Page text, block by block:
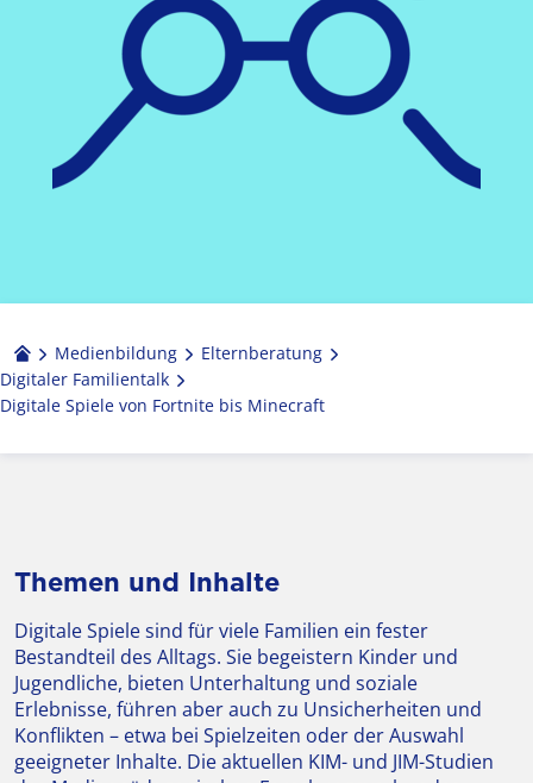
Medienbildung
Elternberatung
Digitaler Familientalk
Digitale Spiele von Fortnite bis Minecraft
Themen und Inhalte
Digitale Spiele sind für viele Familien ein fester
Bestandteil des Alltags. Sie begeistern Kinder und
Jugendliche, bieten Unterhaltung und soziale
Erlebnisse, führen aber auch zu Unsicherheiten und
Konflikten – etwa bei Spielzeiten oder der Auswahl
geeigneter Inhalte. Die aktuellen KIM- und JIM-Studien